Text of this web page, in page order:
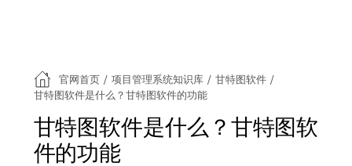
官网首页 / 项目管理系统知识库 / 甘特图软件 /
甘特图软件是什么？甘特图软件的功能
甘特图软件是什么？甘特图软
件的功能